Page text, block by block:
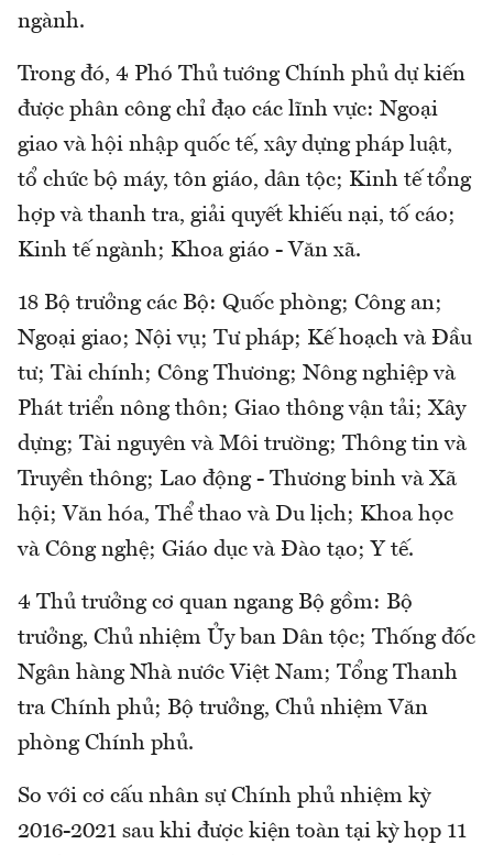
ngành.
Trong đó, 4 Phó Thủ tướng Chính phủ dự kiến
được phân công chỉ đạo các lĩnh vực: Ngoại
giao và hội nhập quốc tế, xây dựng pháp luật,
tổ chức bộ máy, tôn giáo, dân tộc; Kinh tế tổng
hợp và thanh tra, giải quyết khiếu nại, tố cáo;
Kinh tế ngành; Khoa giáo - Văn xã.
18 Bộ trưởng các Bộ: Quốc phòng; Công an;
Ngoại giao; Nội vụ; Tư pháp; Kế hoạch và Đầu
tư; Tài chính; Công Thương; Nông nghiệp và
Phát triển nông thôn; Giao thông vận tải; Xây
dựng; Tài nguyên và Môi trường; Thông tin và
Truyền thông; Lao động - Thương binh và Xã
hội; Văn hóa, Thể thao và Du lịch; Khoa học
và Công nghệ; Giáo dục và Đào tạo; Y tế.
4 Thủ trưởng cơ quan ngang Bộ gồm: Bộ
trưởng, Chủ nhiệm Ủy ban Dân tộc; Thống đốc
Ngân hàng Nhà nước Việt Nam; Tổng Thanh
tra Chính phủ; Bộ trưởng, Chủ nhiệm Văn
phòng Chính phủ.
So với cơ cấu nhân sự Chính phủ nhiệm kỳ
2016-2021 sau khi được kiện toàn tại kỳ họp 11